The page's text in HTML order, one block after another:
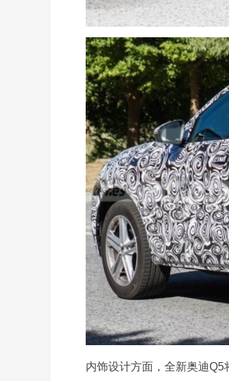
内饰设计方面，全新奥迪